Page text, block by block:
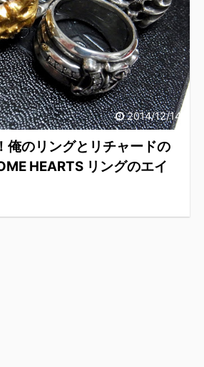
2014/12/14
俺のリングとリチャードの
HEARTS リングのエイ